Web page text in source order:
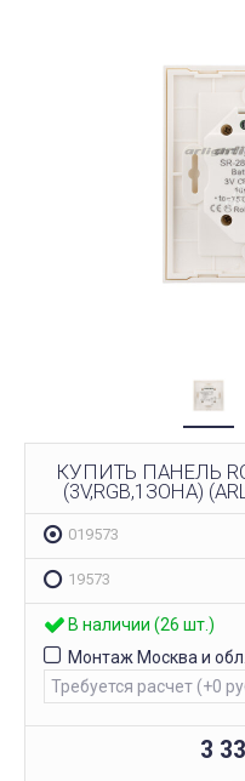
КУПИТЬ ПАНЕЛЬ
(3V,RGB,1ЗОНА)
019573
19573
В наличии (26 шт.)
Монтаж Москва и обл.
3